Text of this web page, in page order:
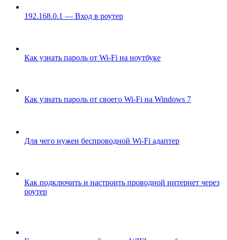
192.168.0.1 — Вход в роутер
Как узнать пароль от Wi-Fi на ноутбуке
Как узнать пароль от своего Wi-Fi на Windows 7
Для чего нужен беспроводной Wi-Fi адаптер
Как подключить и настроить проводной интернет через
роутер